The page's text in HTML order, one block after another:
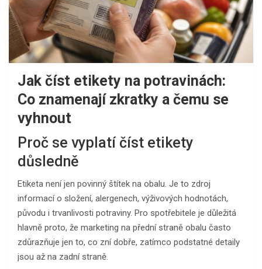
Jak číst etikety na potravinách:
Co znamenají zkratky a čemu se
vyhnout
Proč se vyplatí číst etikety
důsledně
Etiketa není jen povinný štítek na obalu. Je to zdroj
informací o složení, alergenech, výživových hodnotách,
původu i trvanlivosti potraviny. Pro spotřebitele je důležitá
hlavně proto, že marketing na přední straně obalu často
zdůrazňuje jen to, co zní dobře, zatímco podstatné detaily
jsou až na zadní straně.